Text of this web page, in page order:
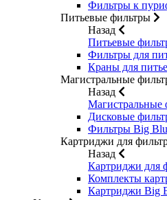
Фильтры к
Питьевые фильтры
Назад
Питьевые
Фильтры для
Краны для
Магистральные
Назад
Магистральные
Дисковые
Фильтры Big
Картриджи для
Назад
Картриджи для
Комплекты
Картриджи Big